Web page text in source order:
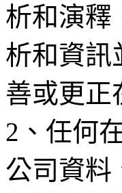
析和演釋
析和資訊
善或更正
2、任何
公司資料